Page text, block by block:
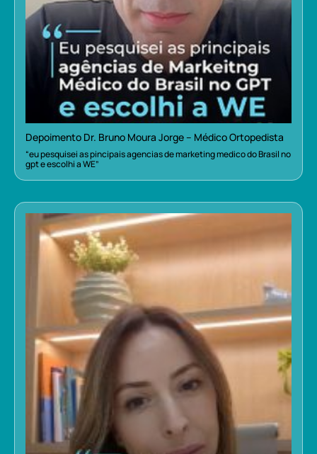
Depoimento Dr. Bruno Moura Jorge – Médico Ortopedista
“eu pesquisei as pincipais agencias de marketing medico do Brasil no
gpt e escolhi a WE”